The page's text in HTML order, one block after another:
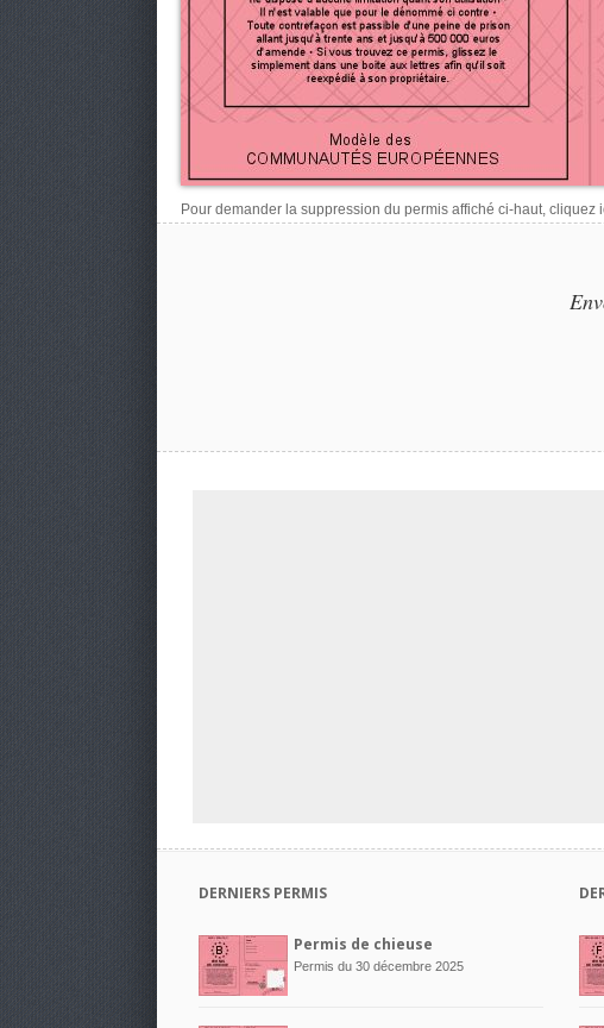
Pour demander la suppression du permis affiché ci-haut, cliquez
DERNIERS PERMIS
Permis de chieuse
Permis du 30 décembre 2025